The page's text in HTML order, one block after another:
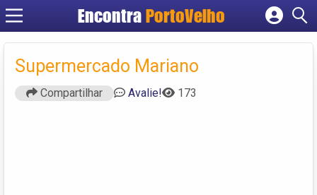
EncontraPortoVelho
Cadastrar empresa
Criar conta
Supermercado Mariano
Compartilhar Avalie! 173